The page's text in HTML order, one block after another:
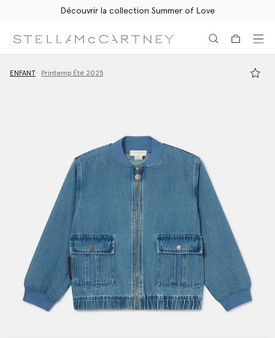
Découvrir la collection Summer of Love
ENFANT Printemp Été 2025